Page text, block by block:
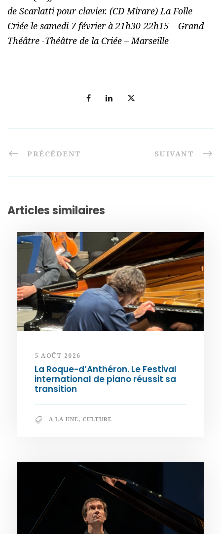
de Scarlatti pour clavier. (CD Mirare) La Folle
Criée le samedi 7 février à 21h30-22h15 – Grand
Théâtre -Théâtre de la Criée – Marseille
PRÉCÉDENT SUIVANT
Articles similaires
5 AOÛT 2026
La Roque-d’Anthéron. Le Festival
international de piano réussit sa
transition
A LA UNE, CULTURE